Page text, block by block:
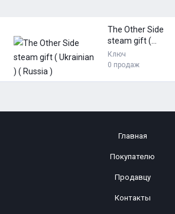
The Other Side
steam gift (
Ukrainian ) ( Russia
)
Ключ
0 продаж
Главная
Покупателю
Продавцу
Контакты